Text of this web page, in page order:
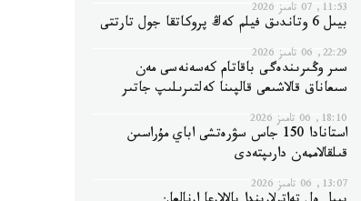
11:53, 07 تامىز 2026
بيىل 6 وتاندىق فيلم كەڭ پروكاتقا جول تارتتى
22:29, 06 تامىز 2026
سىر وڭىرىندەگى باقاتام كەسەنەسى مەن
سىعاناق قالاشىعى قالپىنا كەلتىرىلىپ جاتىر
18:10, 06 تامىز 2026
استانادا 150 جاس سۋرەتشى اباي مۇراسىن
قىلقالاممەن دارىپتەدى
13:07, 06 تامىز 2026